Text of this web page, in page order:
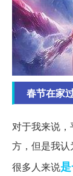
春节在家
对于我来说
方，但是我
很多人来说